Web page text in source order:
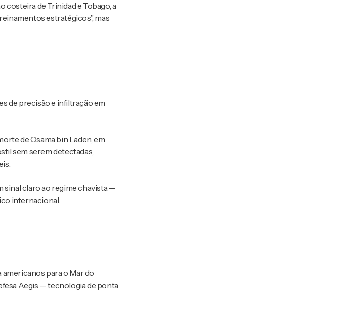
costeira de Trinidad e Tobago, a
estratégicos”, mas
de precisão e infiltração em
de Osama bin Laden, em
sem serem detectadas,
sinal claro ao regime chavista —
internacional.
para o Mar do
Aegis — tecnologia de ponta